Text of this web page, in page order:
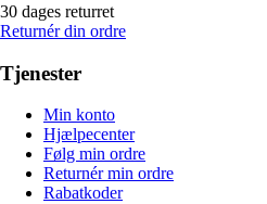
30 dages returret
Returnér din ordre
Tjenester
Min konto
Hjælpecenter
Følg min ordre
Returnér min ordre
Rabatkoder